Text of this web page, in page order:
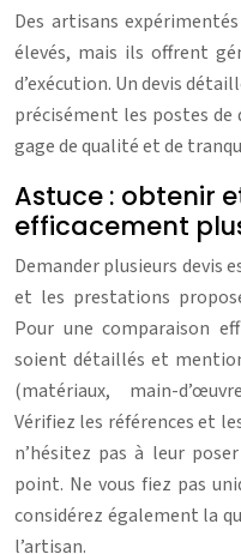
Des artisans
élevés, mais ils offrent
d’exécution. Un devis
précisément les postes de
gage de qualité et de
Astuce : obtenir
efficacement
Demander plusieurs devis
et les prestations
Pour une comparaison
soient détaillés et
(matériaux, main-
Vérifiez les références et
n’hésitez pas à leur
point. Ne vous fiez pas
considérez également la
l’artisan.